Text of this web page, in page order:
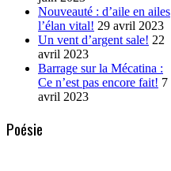
Nouveauté : d’aile en ailes
l’élan vital! 29 avril 2023
Un vent d’argent sale! 22
avril 2023
Barrage sur la Mécatina :
Ce n’est pas encore fait! 7
avril 2023
Poésie